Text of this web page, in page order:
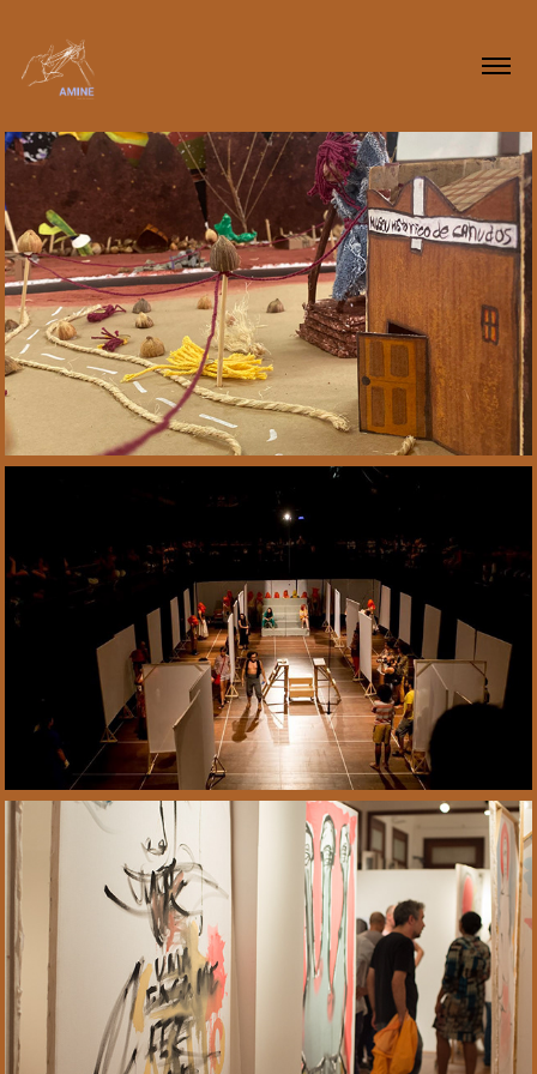
2023
Oficina Contando
Canudos
2018
Espetáculo Os
demônios
Exposição Labirinto
Dostoiévski